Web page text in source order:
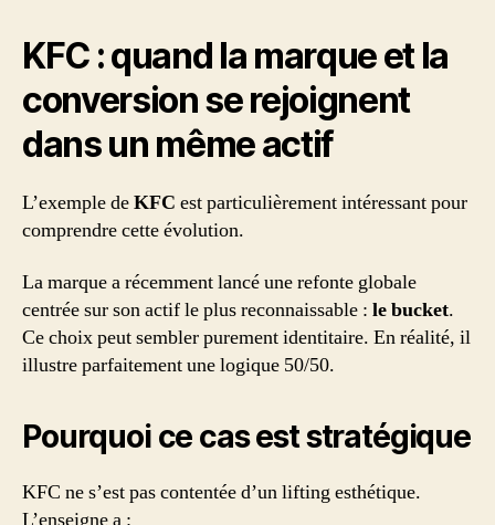
KFC : quand la marque et la
conversion se rejoignent
dans un même actif
L’exemple deKFC est particulièrement intéressant pour
comprendre cette évolution.
La marque a récemment lancé une refonte globale
centrée sur son actif le plus reconnaissable : le bucket.
Ce choix peut sembler purement identitaire. En réalité, il
illustre parfaitement une logique 50/50.
Pourquoi ce cas est stratégique
KFC ne s’est pas contentée d’un lifting esthétique.